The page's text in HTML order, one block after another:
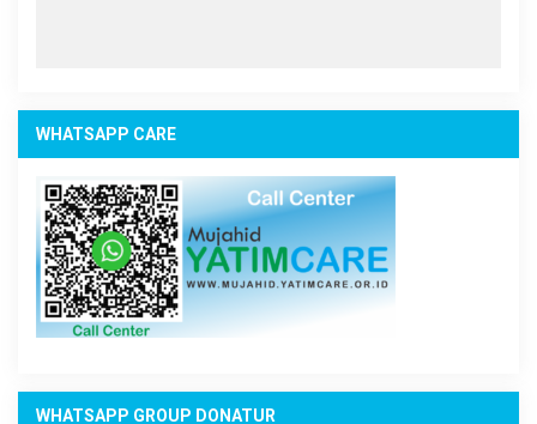
WHATSAPP CARE
WHATSAPP GROUP DONATUR